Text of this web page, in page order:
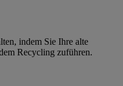
indem Sie Ihre alte
Recycling zuführen.